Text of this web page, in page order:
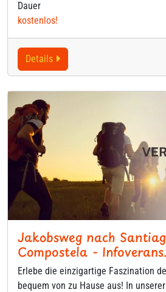
Dauer
kostenlos!
Details
Jakobsweg nach
Compostela -
Erlebe die einzigartige Faszination
bequem von zu Hause aus! In